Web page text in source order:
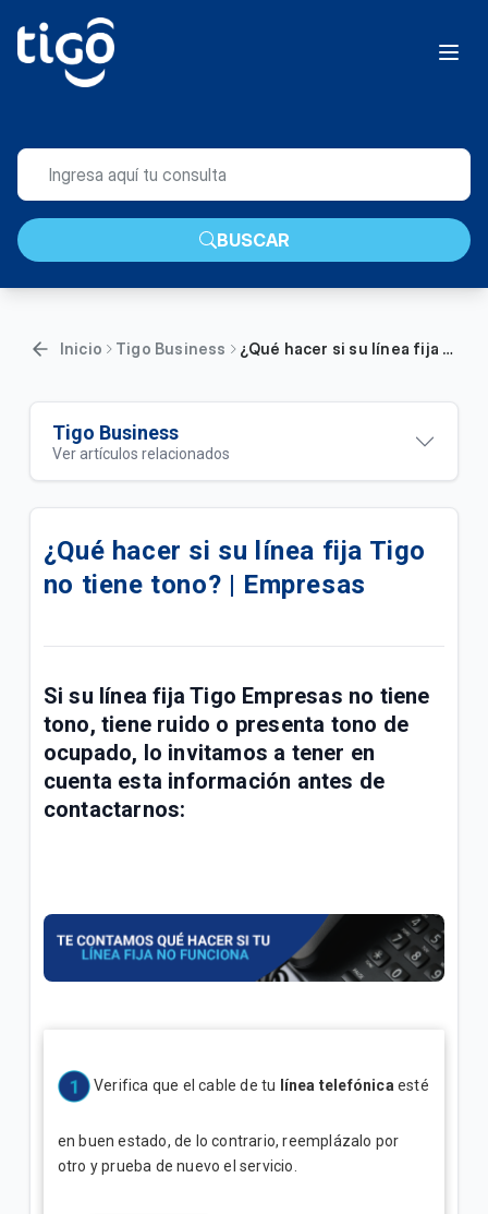
BUSCAR
Inicio Tigo Business ¿Qué hacer si su línea fija Tigo no tiene tono? | Empresas
Tigo Business
Ver artículos relacionados
eSIM para su línea móvil Tigo Business | Empresas
Conoce las mejoras realizadas a la red móvil Tigo |
Empresas
Manual de usuario Cloud Backup Tigo Business |
Empresas
Paga las facturas de servicios fijos y móviles Tigo
Business en una transacción | Empresas
Fallas y problemas para navegar en el Internet Tigo
| Empresas
Explicación del Detalle de consumos en su factura
Tigo | Empresas
¿Cómo hacer reposición de SIM en Tigo Business
¿Qué hacer si su línea fija Tigo
no tiene tono? | Empresas
Si su línea fija Tigo Empresas no tiene
tono,tiene ruido o presenta tono de
ocupado, lo invitamos a tener en
cuenta esta información antes de
contactarnos:
Verifica que el cable de tu línea telefónica esté
en buen estado, de lo contrario, reemplázalo por
otro y prueba de nuevo el servicio.